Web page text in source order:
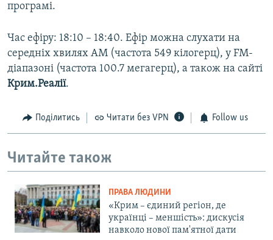
програмі.
Час ефіру: 18:10 – 18:40. Ефір можна слухати на
середніх хвилях AM (частота 549 кілогерц), у FM-
діапазоні (частота 100.7 мегагерц), а також на сайті
Крим.Реалії.
Поділитись Читати без VPN Follow us
Читайте також
ПРАВА ЛЮДИНИ
«Крим – єдиний регіон, де
українці – меншість»: дискусія
навколо нової пам'ятної дати